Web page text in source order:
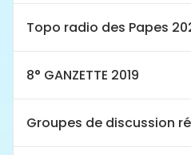
Topo radio des Papes
8° GANZETTE 2019
Groupes de discussion